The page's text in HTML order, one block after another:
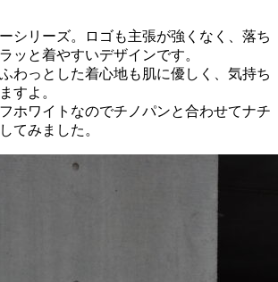
シリーズ。ロゴも主張が強くなく、落ち
ッと着やすいデザインです。
わっとした着心地も肌に優しく、気持ち
すよ。
ホワイトなのでチノパンと合わせてナチ
てみました。